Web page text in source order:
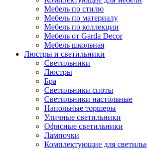
Мебель по стилю
Мебель по материалу
Мебель по коллекции
Мебель от Garda Decor
Мебель школьная
Люстры и светильники
Светильники
Люстры
Бра
Светильники споты
Светильники настольные
Напольные торшеры
Уличные светильники
Офисные светильники
Лампочки
Комплектующие для